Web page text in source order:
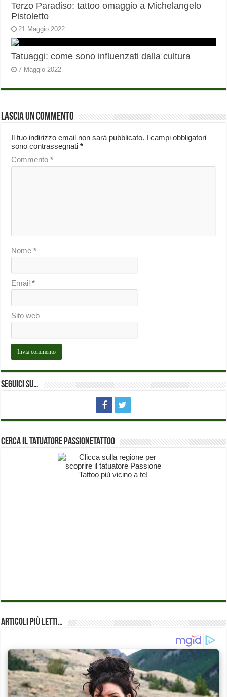
Terzo Paradiso: tattoo omaggio a Michelangelo
Pistoletto
21 Maggio 2022
Tatuaggi: come sono influenzati dalla cultura
7 Maggio 2022
Lascia un commento
Il tuo indirizzo email non sarà pubblicato. I campi obbligatori
sono contrassegnati*
Commento*
Nome*
Email*
Sito web
Seguici su…
Cerca il Tatuatore PassioneTattoo
Articoli più Letti…